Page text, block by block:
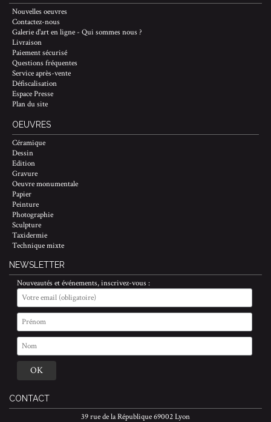
Nouvelles oeuvres
Contactez-nous
Galerie d'art en ligne - Qui sommes nous ?
Livraison
Paiement sécurisé
Questions fréquentes
Service après-vente
Défiscalisation
Espace Presse
Plan du site
OEUVRES
Céramique
Dessin
Edition
Gravure
Oeuvre monumentale
Papier
Peinture
Photographie
Sculpture
Taxidermie
Technique mixte
NEWSLETTER
Nouveautés et événements, inscrivez-vous :
CONTACT
39 rue de la République 69002 Lyon